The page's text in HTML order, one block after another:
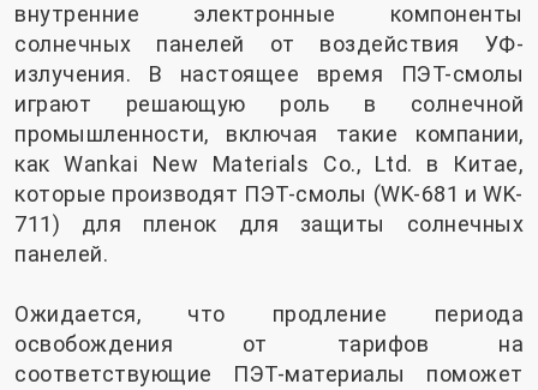
внутренние электронные компоненты
солнечных панелей от воздействия УФ-
излучения. В настоящее время ПЭТ-смолы
играют решающую роль в солнечной
промышленности, включая такие компании,
как Wankai New Materials Co., Ltd. в Китае,
которые производят ПЭТ-смолы (WK-681 и WK-
711) для пленок для защиты солнечных
панелей.
Ожидается, что продление периода
освобождения от тарифов на
соответствующие ПЭТ-материалы поможет